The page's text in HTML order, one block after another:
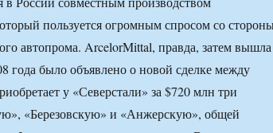
пользуется огромным спросом со
автопрома. ArcelorMittal, правда, затем вышла
года было объявлено о новой сделке между
у «Северстали» за $720 млн три
«Березовскую» и «Анжерскую», общей